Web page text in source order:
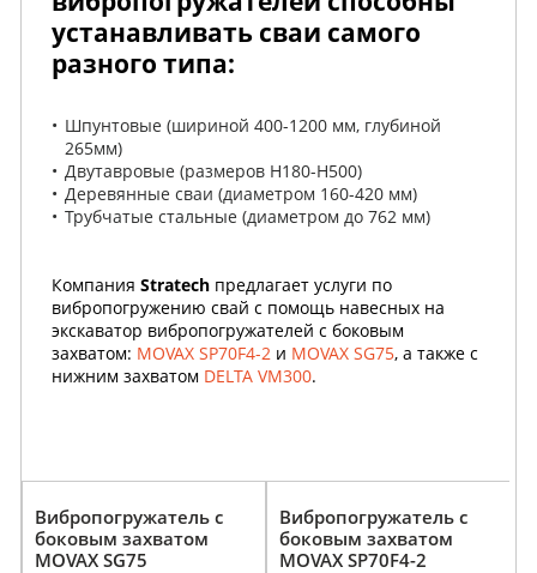
устанавливать сваи самого
разного типа:
Шпунтовые (шириной 400-1200 мм, глубиной
265мм)
Двутавровые (размеров H180-H500)
Деревянные сваи (диаметром 160-420 мм)
Трубчатые стальные (диаметром до 762 мм)
КомпанияStratech предлагает услуги по
вибропогружению свай с помощь навесных на
экскаватор вибропогружателей с боковым
захватом: MOVAX SP70F4-2 и MOVAX SG75, а также с
нижним захватом DELTA VM300.
Вибропогружатель с
боковым захватом
MOVAX SG75
Вибропогружатель с
боковым захватом
MOVAX SP70F4-2